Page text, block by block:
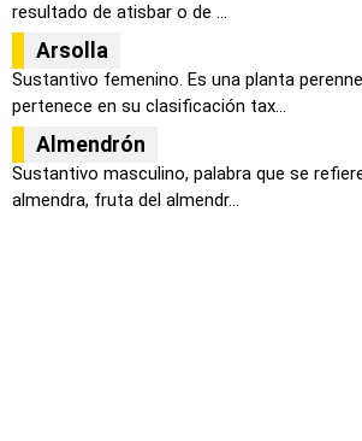
resultado de atisbar o de ...
Arsolla
Sustantivo femenino. Es una planta
pertenece en su clasificación tax...
Almendrón
Sustantivo masculino, palabra que se
almendra, fruta del almendr...